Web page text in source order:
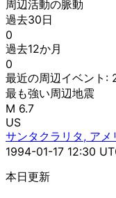
周辺活動の脈動
過去30日
0
過去12か月
0
最近の周辺イベント:
最も強い周辺地震
M 6.7
US
サンタクラリタ, アメ
1994-01-17 12:30
本日更新